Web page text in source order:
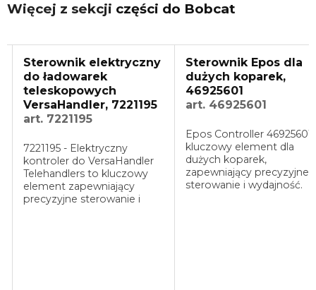
Więcej z sekcji części do Bobcat
Sterownik Epos dla
dużych koparek,
46925601
art. 46925601
kluczowy element dla
dużych koparek,
zapewniający precyzyjne
sterowanie i wydajność.
Idealny do zastosowań w
Sterownik jazdy /
Drive Controller -